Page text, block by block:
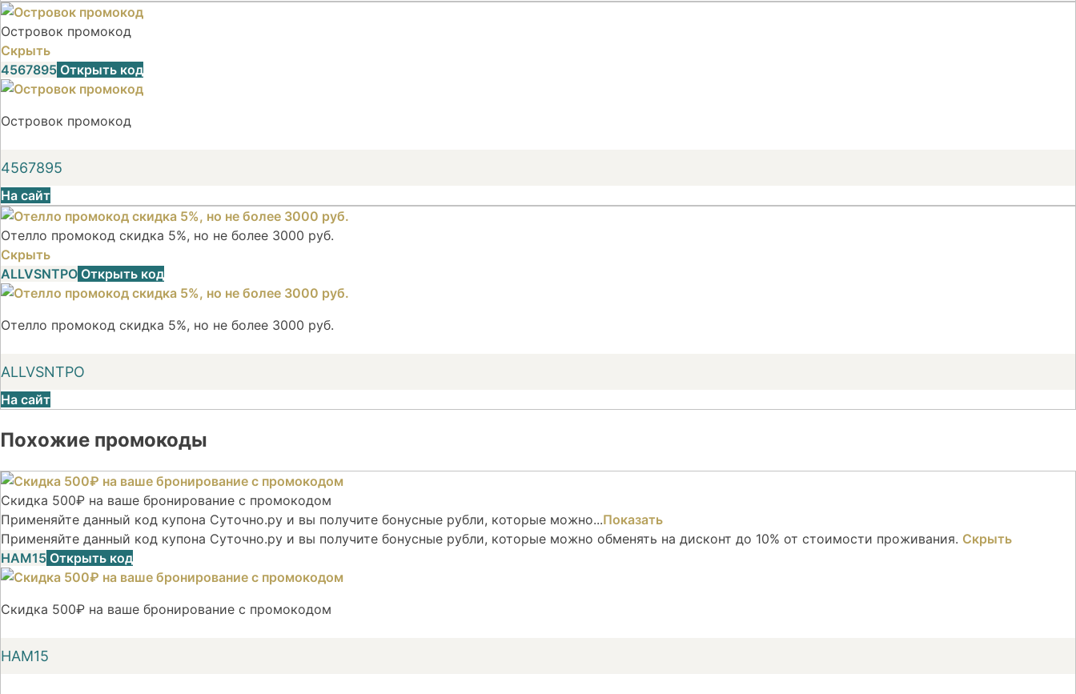
Островок промокод
Скрыть
4567895 Открыть код
Островок промокод
4567895
На сайт
Отелло промокод скидка 5%, но не более 3000 руб.
Скрыть
ALLVSNTPO Открыть код
Отелло промокод скидка 5%, но не более 3000 руб.
ALLVSNTPO
На сайт
Похожие промокоды
Скидка 500₽ на ваше бронирование с промокодом
Применяйте данный код купона Суточно.ру и вы получите бонусные рубли, которые можно...Показать
Применяйте данный код купона Суточно.ру и вы получите бонусные рубли, которые можно обменять на дисконт до 10% от стоимости проживания. Скрыть
НАМ15 Открыть код
Скидка 500₽ на ваше бронирование с промокодом
НАМ15